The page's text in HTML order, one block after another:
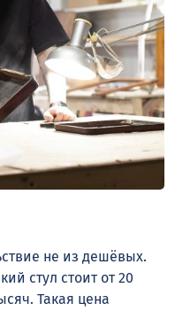
не из дешёвых.
стул стоит от 20
Такая цена